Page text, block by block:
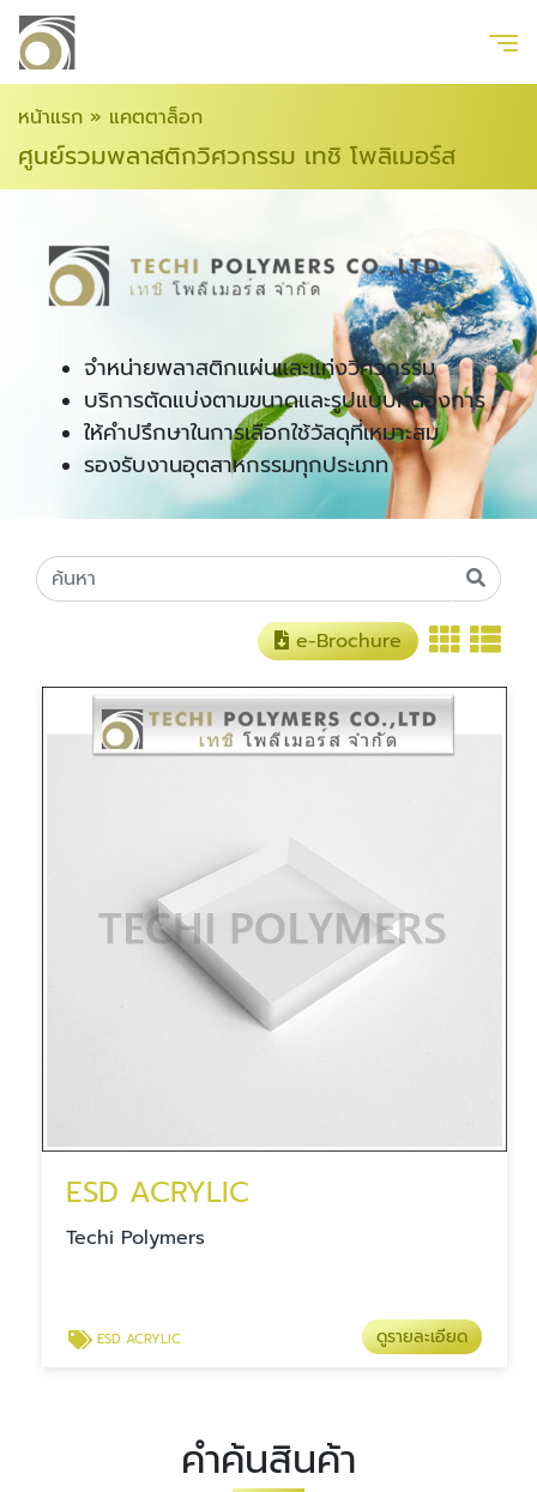
หน้าแรก » แคตตาล็อก
ศูนย์รวมพลาสติกวิศวกรรม เทชิ โพลิเมอร์ส
จำหน่ายพลาสติกแผ่นและแท่งวิศวกรรม
บริการตัดแบ่งตามขนาดและรูปแบบที่ต้องการ
ให้คำปรึกษาในการเลือกใช้วัสดุที่เหมาะสม
รองรับงานอุตสาหกรรมทุกประเภท
e-Brochure
ESD ACRYLIC
Techi Polymers
ESD ACRYLIC ดูรายละเอียด
คำค้นสินค้า